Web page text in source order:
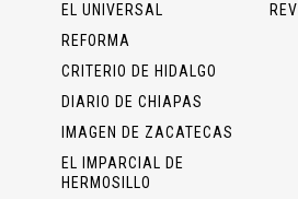
EL UNIVERSAL
REFORMA
CRITERIO DE HIDALGO
DIARIO DE CHIAPAS
IMAGEN DE ZACATECAS
EL IMPARCIAL DE
HERMOSILLO